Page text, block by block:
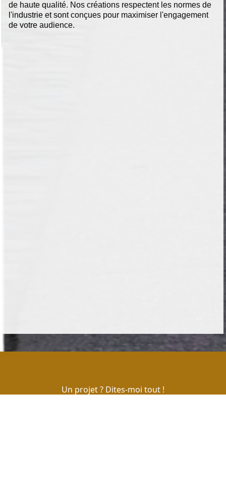
de haute qualité. Nos créations respectent les normes de
l'industrie et sont conçues pour maximiser l'engagement
de votre audience.
Un projet ? Dites-moi tout !